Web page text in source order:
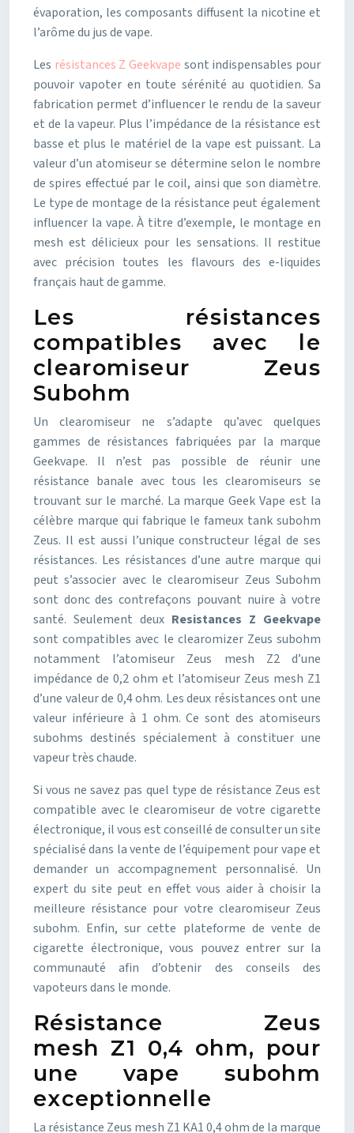
évaporation, les composants diffusent la nicotine et
l’arôme du jus de vape.
Les résistances Z Geekvape sont indispensables pour
pouvoir vapoter en toute sérénité au quotidien. Sa
fabrication permet d’influencer le rendu de la saveur
et de la vapeur. Plus l’impédance de la résistance est
basse et plus le matériel de la vape est puissant. La
valeur d’un atomiseur se détermine selon le nombre
de spires effectué par le coil, ainsi que son diamètre.
Le type de montage de la résistance peut également
influencer la vape. À titre d’exemple, le montage en
mesh est délicieux pour les sensations. Il restitue
avec précision toutes les flavours des e-liquides
français haut de gamme.
Les résistances
compatibles avec le
clearomiseur Zeus
Subohm
Un clearomiseur ne s’adapte qu’avec quelques
gammes de résistances fabriquées par la marque
Geekvape. Il n’est pas possible de réunir une
résistance banale avec tous les clearomiseurs se
trouvant sur le marché. La marque Geek Vape est la
célèbre marque qui fabrique le fameux tank subohm
Zeus. Il est aussi l’unique constructeur légal de ses
résistances. Les résistances d’une autre marque qui
peut s’associer avec le clearomiseur Zeus Subohm
sont donc des contrefaçons pouvant nuire à votre
santé. Seulement deux Resistances Z Geekvape
sont compatibles avec le clearomizer Zeus subohm
notamment l’atomiseur Zeus mesh Z2 d’une
impédance de 0,2 ohm et l’atomiseur Zeus mesh Z1
d’une valeur de 0,4 ohm. Les deux résistances ont une
valeur inférieure à 1 ohm. Ce sont des atomiseurs
subohms destinés spécialement à constituer une
vapeur très chaude.
Si vous ne savez pas quel type de résistance Zeus est
compatible avec le clearomiseur de votre cigarette
électronique, il vous est conseillé de consulter un site
spécialisé dans la vente de l’équipement pour vape et
demander un accompagnement personnalisé. Un
expert du site peut en effet vous aider à choisir la
meilleure résistance pour votre clearomiseur Zeus
subohm. Enfin, sur cette plateforme de vente de
cigarette électronique, vous pouvez entrer sur la
communauté afin d’obtenir des conseils des
vapoteurs dans le monde.
Résistance Zeus
mesh Z1 0,4 ohm, pour
une vape subohm
exceptionnelle
La résistance Zeus mesh Z1 KA1 0,4 ohm de la marque